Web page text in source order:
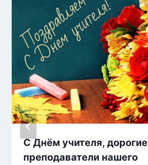
С Днём учителя, дорогие
преподаватели нашего